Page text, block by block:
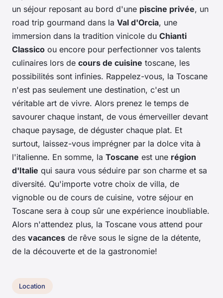
un séjour reposant au bord d'une piscine privée, un
road trip gourmand dans la Val d'Orcia, une
immersion dans la tradition vinicole du Chianti
Classico ou encore pour perfectionner vos talents
culinaires lors de cours de cuisine toscane, les
possibilités sont infinies. Rappelez-vous, la Toscane
n'est pas seulement une destination, c'est un
véritable art de vivre. Alors prenez le temps de
savourer chaque instant, de vous émerveiller devant
chaque paysage, de déguster chaque plat. Et
surtout, laissez-vous imprégner par la dolce vita à
l'italienne. En somme, la Toscane est une région
d'Italie qui saura vous séduire par son charme et sa
diversité. Qu'importe votre choix de villa, de
vignoble ou de cours de cuisine, votre séjour en
Toscane sera à coup sûr une expérience inoubliable.
Alors n'attendez plus, la Toscane vous attend pour
des vacances de rêve sous le signe de la détente,
de la découverte et de la gastronomie!
Location